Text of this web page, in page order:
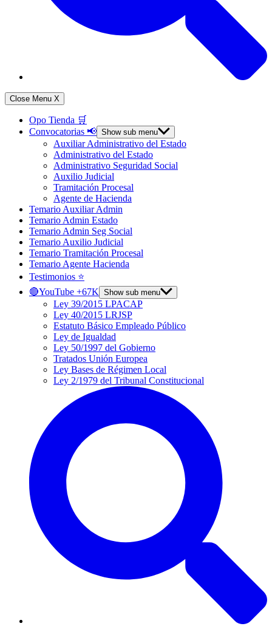
Close Menu X
Opo Tienda 🛒
Convocatorias 📢 Show sub menu
Auxiliar Administrativo del Estado
Administrativo del Estado
Administrativo Seguridad Social
Auxilio Judicial
Tramitación Procesal
Agente de Hacienda
Temario Auxiliar Admin
Temario Admin Estado
Temario Admin Seg Social
Temario Auxilio Judicial
Temario Tramitación Procesal
Temario Agente Hacienda
Testimonios ⭐️
🔴YouTube +67K Show sub menu
Ley 39/2015 LPACAP
Ley 40/2015 LRJSP
Estatuto Básico Empleado Público
Ley de Igualdad
Ley 50/1997 del Gobierno
Tratados Unión Europea
Ley Bases de Régimen Local
Ley 2/1979 del Tribunal Constitucional